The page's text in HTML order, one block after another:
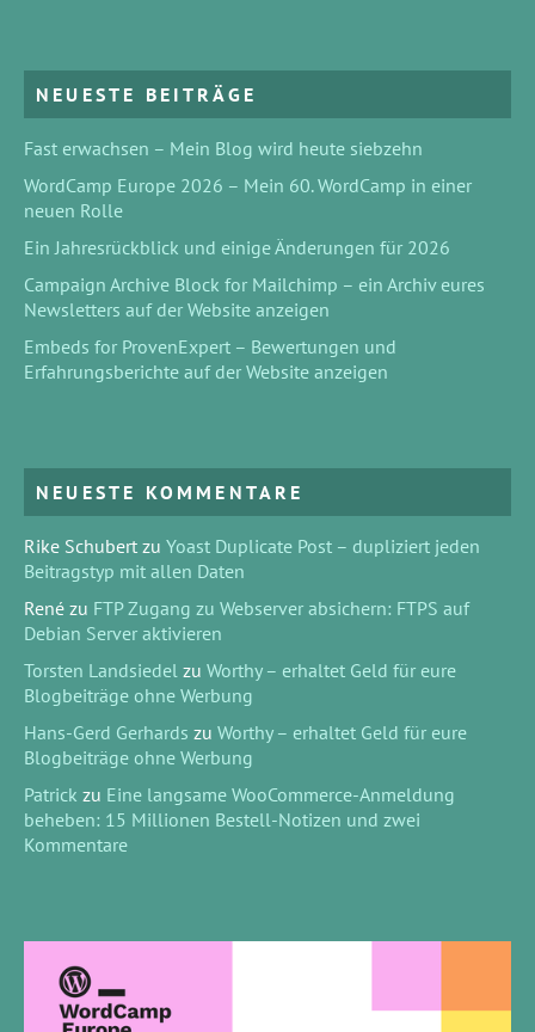
NEUESTE BEITRÄGE
Fast erwachsen – Mein Blog wird heute siebzehn
WordCamp Europe 2026 – Mein 60. WordCamp in einer
neuen Rolle
Ein Jahresrückblick und einige Änderungen für 2026
Campaign Archive Block for Mailchimp – ein Archiv eures
Newsletters auf der Website anzeigen
Embeds for ProvenExpert – Bewertungen und
Erfahrungsberichte auf der Website anzeigen
NEUESTE KOMMENTARE
Rike Schubert zu Yoast Duplicate Post – dupliziert jeden
Beitragstyp mit allen Daten
René zu FTP Zugang zu Webserver absichern: FTPS auf
Debian Server aktivieren
Torsten Landsiedel zu Worthy – erhaltet Geld für eure
Blogbeiträge ohne Werbung
Hans-Gerd Gerhards zu Worthy – erhaltet Geld für eure
Blogbeiträge ohne Werbung
Patrick zu Eine langsame WooCommerce-Anmeldung
beheben: 15 Millionen Bestell-Notizen und zwei
Kommentare